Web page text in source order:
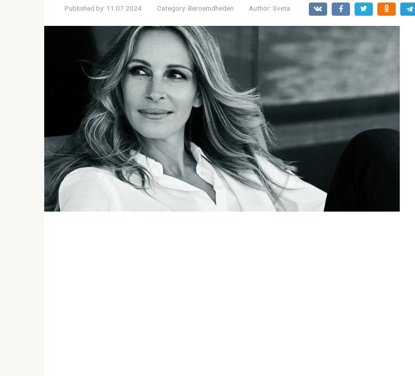
Published by: 11.07.2024 Category: Beroemdheden Author: Sveta